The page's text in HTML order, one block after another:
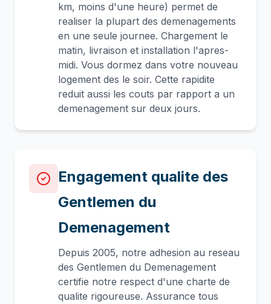
km, moins d'une heure) permet de
realiser la plupart des demenagements
en une seule journee. Chargement le
matin, livraison et installation l'apres-
midi. Vous dormez dans votre nouveau
logement des le soir. Cette rapidite
reduit aussi les couts par rapport a un
demenagement sur deux jours.
Engagement qualite des
Gentlemen du
Demenagement
Depuis 2005, notre adhesion au reseau
des Gentlemen du Demenagement
certifie notre respect d'une charte de
qualite rigoureuse. Assurance tous